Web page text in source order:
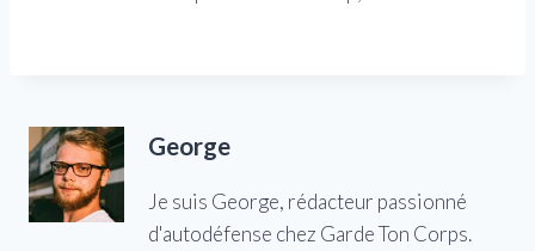
George
Je suis George, rédacteur passionné
d'autodéfense chez Garde Ton Corps.